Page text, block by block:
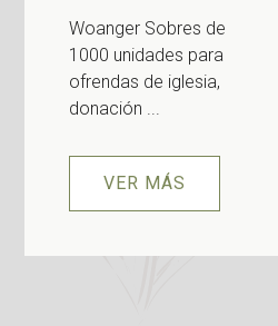
Woanger Sobres de
1000 unidades para
ofrendas de iglesia,
donación ...
VER MÁS